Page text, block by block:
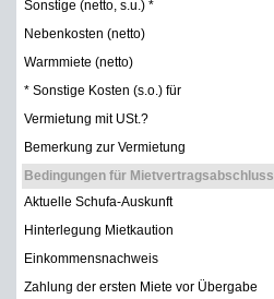
Sonstige (netto, s.u.) *
Nebenkosten (netto)
Warmmiete (netto)
* Sonstige Kosten (s.o.) für
Vermietung mit USt.?
Bemerkung zur Vermietung
Bedingungen für Mietvertragsabschluss
Aktuelle Schufa-Auskunft
Hinterlegung Mietkaution
Einkommensnachweis
Zahlung der ersten Miete vor Übergabe